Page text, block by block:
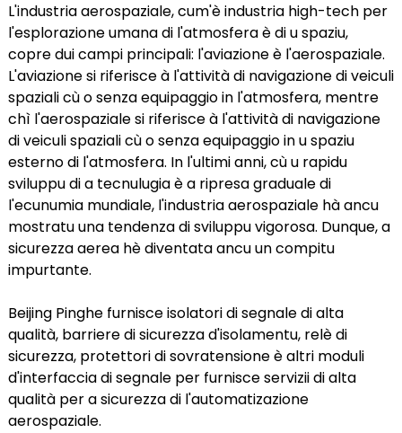
L'industria aerospaziale, cum'è industria high-tech per
l'esplorazione umana di l'atmosfera è di u spaziu,
copre dui campi principali: l'aviazione è l'aerospaziale.
L'aviazione si riferisce à l'attività di navigazione di veiculi
spaziali cù o senza equipaggio in l'atmosfera, mentre
chì l'aerospaziale si riferisce à l'attività di navigazione
di veiculi spaziali cù o senza equipaggio in u spaziu
esterno di l'atmosfera. In l'ultimi anni, cù u rapidu
sviluppu di a tecnulugia è a ripresa graduale di
l'ecunumia mundiale, l'industria aerospaziale hà ancu
mostratu una tendenza di sviluppu vigorosa. Dunque, a
sicurezza aerea hè diventata ancu un compitu
impurtante.
Beijing Pinghe furnisce isolatori di segnale di alta
qualità, barriere di sicurezza d'isolamentu, relè di
sicurezza, protettori di sovratensione è altri moduli
d'interfaccia di segnale per furnisce servizii di alta
qualità per a sicurezza di l'automatizazione
aerospaziale.